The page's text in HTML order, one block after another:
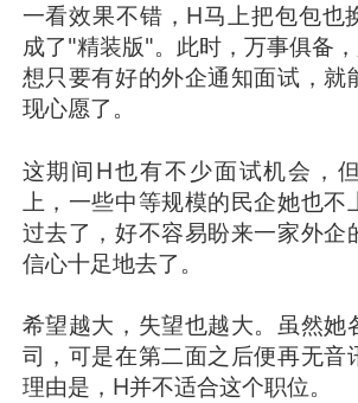
一看效果不错，H马上把包包也
成了"精装版"。此时，万事俱备
想只要有好的外企通知面试，就
现心愿了。
这期间H也有不少面试机会，
上，一些中等规模的民企她也不
过去了，好不容易盼来一家外企
信心十足地去了。
希望越大，失望也越大。虽然她
司，可是在第二面之后便再无音
理由是，H并不适合这个职位。